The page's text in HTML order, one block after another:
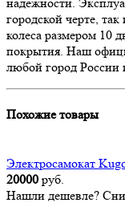
городской черте,
колеса размером 10
покрытия. Наш
любой город России
Похожие товары
Электросамокат
20000 руб.
Нашли дешевле?